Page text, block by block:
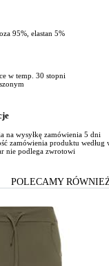
95%, elastan 5%
w temp. 30 stopni
na wysyłkę zamówienia 5 dni
zamówienia produktu
nie podlega zwrotowi
POLECAMY